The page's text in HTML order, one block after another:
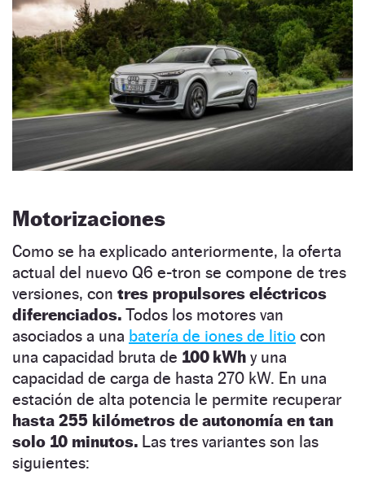
Motorizaciones
Como se ha explicado anteriormente, la oferta
actual del nuevo Q6 e-tron se compone de tres
versiones, con tres propulsores eléctricos
diferenciados. Todos los motores van
asociados a una batería de iones de litio con
una capacidad bruta de 100 kWh y una
capacidad de carga de hasta 270 kW. En una
estación de alta potencia le permite recuperar
hasta 255 kilómetros de autonomía en tan
solo 10 minutos. Las tres variantes son las
siguientes: